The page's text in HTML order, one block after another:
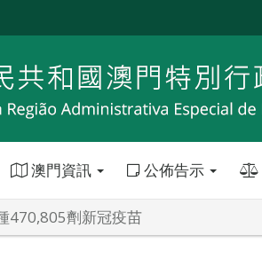
澳門資訊 公佈告示
470,805劑新冠疫苗